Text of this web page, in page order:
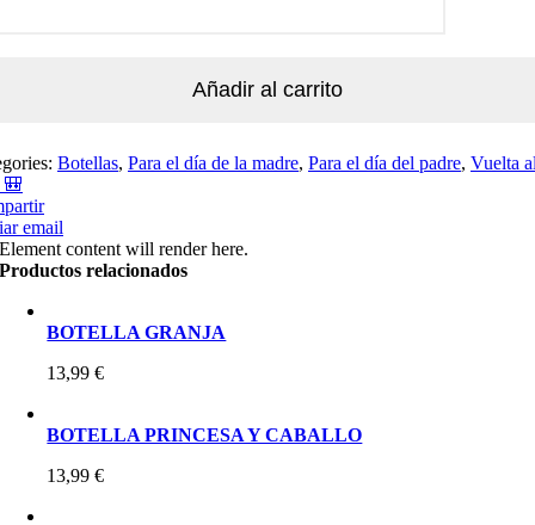
Añadir al carrito
Botellas, Para el día de la madre, Para el día del padre, Vuelta
🎒​
email
Element content will render here.
Productos relacionados
BOTELLA GRANJA
13,99€
BOTELLA PRINCESA Y CABALLO
13,99€